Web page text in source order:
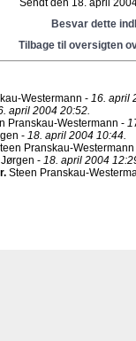
Besvar dette
Tilbage til oversigten
Westermann - 16. april
april 2004 20:52.
Pranskau-Westermann -
- 18. april 2004 10:44.
Pranskau-
Jørgen - 18. april 2004
. Steen Pranskau-